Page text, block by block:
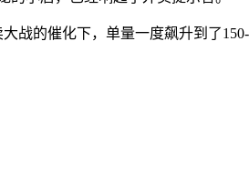
的催化下，单量一度飙升到了150-